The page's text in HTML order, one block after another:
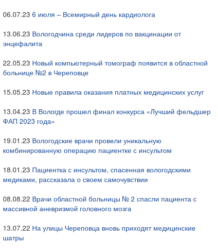
06.07.23 6 июля – Всемирный день кардиолога
13.06.23 Вологодчина среди лидеров по вакцинации от
энцефалита
22.05.23 Новый компьютерный томограф появится в областной
больнице №2 в Череповце
15.05.23 Новые правила оказания платных медицинских услуг
13.04.23 В Вологде прошел финал конкурса «Лучший фельдшер
ФАП 2023 года»
19.01.23 Вологодские врачи провели уникальную
комбинированную операцию пациентке с инсультом
18.01.23 Пациентка с инсультом, спасенная вологодскими
медиками, рассказала о своем самочувствии
08.08.22 Врачи областной больницы № 2 спасли пациента с
массивной аневризмой головного мозга
13.07.22 На улицы Череповца вновь приходят медицинские
шатры